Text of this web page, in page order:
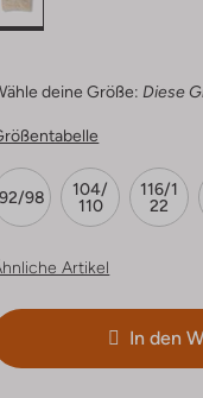
deine Größe: Diese
92/98
104/
110
116/1
22
Artikel
In den